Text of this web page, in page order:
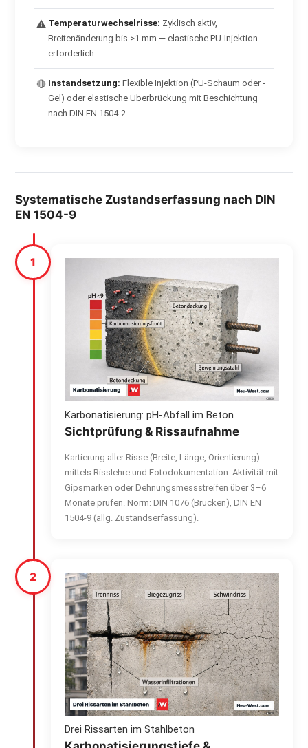
⚠ Temperaturwechselrisse: Zyklisch aktiv,
Breitenänderung bis >1 mm — elastische PU-Injektion
erforderlich
🔴 Instandsetzung: Flexible Injektion (PU-Schaum oder -
Gel) oder elastische Überbrückung mit Beschichtung
nach DIN EN 1504-2
Systematische Zustandserfassung nach DIN
EN 1504-9
1
Karbonatisierung: pH-Abfall im Beton
Sichtprüfung & Rissaufnahme
Kartierung aller Risse (Breite, Länge, Orientierung)
mittels Risslehre und Fotodokumentation. Aktivität mit
Gipsmarken oder Dehnungsmessstreifen über 3–6
Monate prüfen. Norm: DIN 1076 (Brücken), DIN EN
1504-9 (allg. Zustandserfassung).
2
Drei Rissarten im Stahlbeton